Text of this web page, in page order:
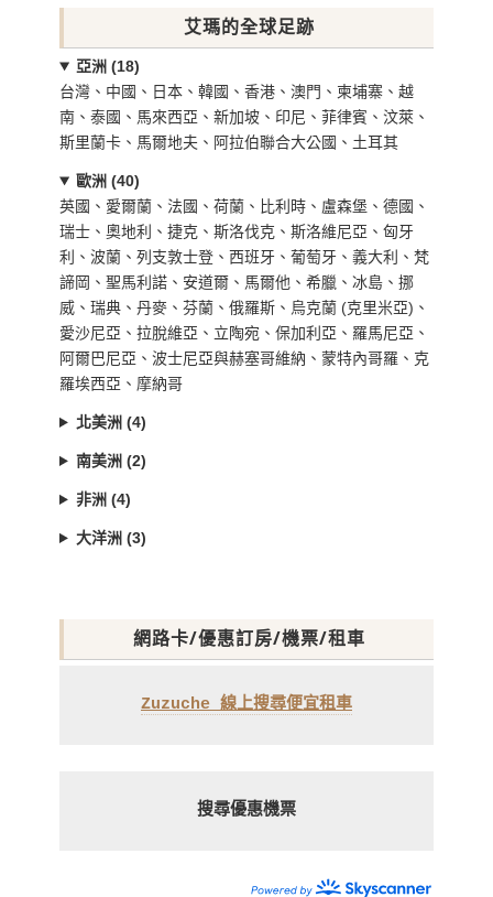
艾瑪的全球足跡
亞洲 (18)
台灣、中國、日本、韓國、香港、澳門、柬埔寨、越
南、泰國、馬來西亞、新加坡、印尼、菲律賓、汶萊、
斯里蘭卡、馬爾地夫、阿拉伯聯合大公國、土耳其
歐洲 (40)
英國、愛爾蘭、法國、荷蘭、比利時、盧森堡、德國、
瑞士、奧地利、捷克、斯洛伐克、斯洛維尼亞、匈牙
利、波蘭、列支敦士登、西班牙、葡萄牙、義大利、梵
諦岡、聖馬利諾、安道爾、馬爾他、希臘、冰島、挪
威、瑞典、丹麥、芬蘭、俄羅斯、烏克蘭 (克里米亞)、
愛沙尼亞、拉脫維亞、立陶宛、保加利亞、羅馬尼亞、
阿爾巴尼亞、波士尼亞與赫塞哥維納、蒙特內哥羅、克
羅埃西亞、摩納哥
北美洲 (4)
南美洲 (2)
非洲 (4)
大洋洲 (3)
網路卡/優惠訂房/機票/租車
Zuzuche 線上搜尋便宜租車
搜尋優惠機票